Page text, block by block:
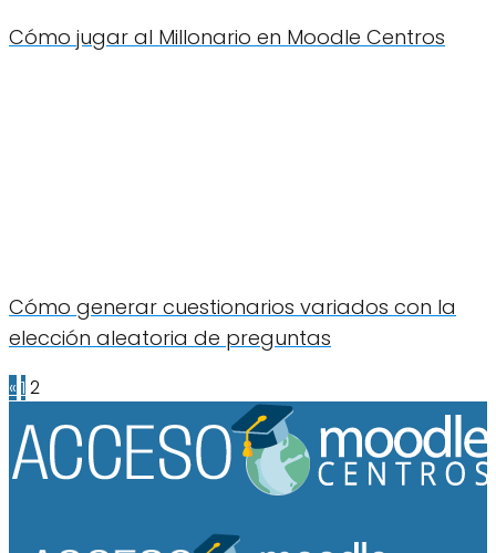
Cómo jugar al Millonario en Moodle Centros
Cómo generar cuestionarios variados con la
elección aleatoria de preguntas
« 1 2